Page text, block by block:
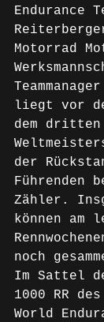
Endurance
Motorrad
liegt vor
dem dritten
der
Führenden
Zähler.
können am
noch
Im Sattel
1000 RR
World